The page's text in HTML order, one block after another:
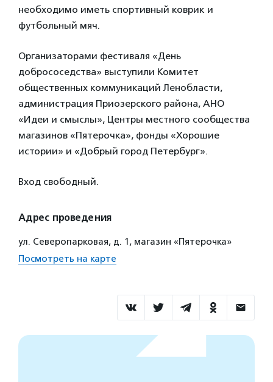
необходимо иметь спортивный коврик и
футбольный мяч.
Организаторами фестиваля «День
добрососедства» выступили Комитет
общественных коммуникаций Ленобласти,
администрация Приозерского района, АНО
«Идеи и смыслы», Центры местного сообщества
магазинов «Пятерочка», фонды «Хорошие
истории» и «Добрый город Петербург».
Вход свободный.
Адрес проведения
ул. Северопарковая, д. 1, магазин «Пятерочка»
Посмотреть на карте